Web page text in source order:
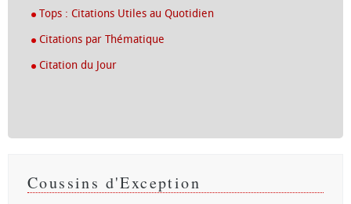
Tops : Citations Utiles au Quotidien
Citations par Thématique
Citation du Jour
Coussins d'Exception